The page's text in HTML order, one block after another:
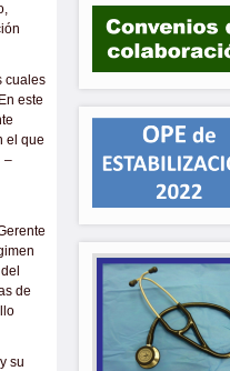
cuales
este
el que
–
de
su